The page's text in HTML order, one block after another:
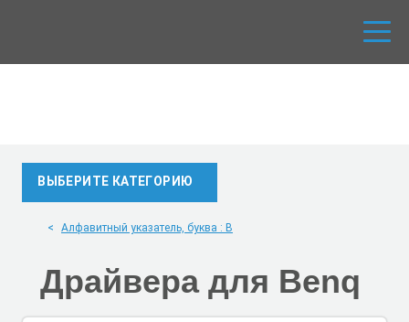
ВЫБЕРИТЕ КАТЕГОРИЮ
Алфавитный указатель, буква : B
Драйвера для Benq